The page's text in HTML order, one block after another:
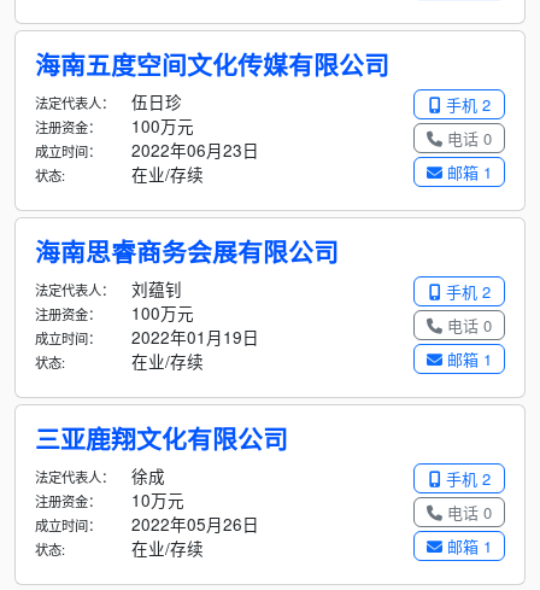
海南五度空间文化传媒有限公司
手机 2
电话 0
邮箱 1
法定代表人： 伍日珍
注册资金： 100万元
成立时间： 2022年06月23日
状态: 在业/存续
海南思睿商务会展有限公司
手机 2
电话 0
邮箱 1
法定代表人： 刘蕴钊
注册资金： 100万元
成立时间： 2022年01月19日
状态: 在业/存续
三亚鹿翔文化有限公司
手机 2
电话 0
邮箱 1
法定代表人： 徐成
注册资金： 10万元
成立时间： 2022年05月26日
状态: 在业/存续